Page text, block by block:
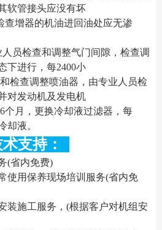
软管接头应没有坏
增器的机油进回油处应无渗
员检查和调整气门间隙，检查调
下进行，每2400小
检查调整喷油器，由专业人员检
对发动机及发电机
月，更换冷却液过滤器，每
却液。
支持：
(省内免费)
使用保养现场培训服务(省内免
装施工服务，(根据客户对机组安